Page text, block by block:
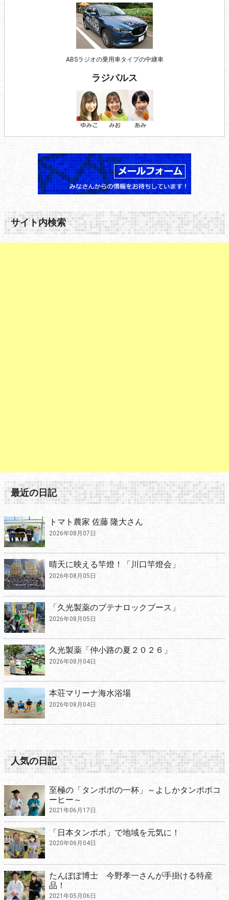
ABSラジオの乗用車タイプの中継車
ラジパルス
サイト内検索
最近の日記
トマト農家 佐藤 隆大さん
2026年08月07日
晴天に映える竿燈！「川口竿燈会」
2026年08月05日
「久光製薬のブテナロックブース」
2026年08月05日
久光製薬「仲小路の夏２０２６」
2026年08月04日
本荘マリーナ海水浴場
2026年08月04日
人気の日記
至極の「タンポポの一杯」～よしかタンポポコ
ーヒー～
2021年06月17日
「日本タンポポ」で地域を元気に！
2020年06月04日
たんぽぽ博士 今野孝一さんが手掛ける特産
品！
2021年05月06日